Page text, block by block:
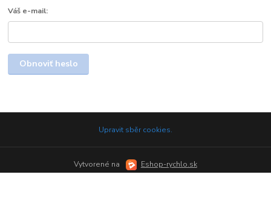
Váš e-mail:
Obnoviť heslo
Upravit sběr cookies.
Vytvorené na Eshop-rychlo.sk